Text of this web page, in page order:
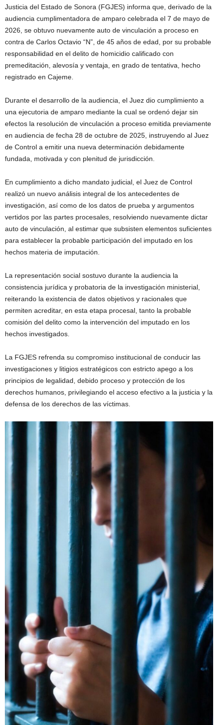
Justicia del Estado de Sonora (FGJES) informa que, derivado de la
audiencia cumplimentadora de amparo celebrada el 7 de mayo de
2026, se obtuvo nuevamente auto de vinculación a proceso en
contra de Carlos Octavio “N”, de 45 años de edad, por su probable
responsabilidad en el delito de homicidio calificado con
premeditación, alevosía y ventaja, en grado de tentativa, hecho
registrado en Cajeme.
Durante el desarrollo de la audiencia, el Juez dio cumplimiento a
una ejecutoria de amparo mediante la cual se ordenó dejar sin
efectos la resolución de vinculación a proceso emitida previamente
en audiencia de fecha 28 de octubre de 2025, instruyendo al Juez
de Control a emitir una nueva determinación debidamente
fundada, motivada y con plenitud de jurisdicción.
En cumplimiento a dicho mandato judicial, el Juez de Control
realizó un nuevo análisis integral de los antecedentes de
investigación, así como de los datos de prueba y argumentos
vertidos por las partes procesales, resolviendo nuevamente dictar
auto de vinculación, al estimar que subsisten elementos suficientes
para establecer la probable participación del imputado en los
hechos materia de imputación.
La representación social sostuvo durante la audiencia la
consistencia jurídica y probatoria de la investigación ministerial,
reiterando la existencia de datos objetivos y racionales que
permiten acreditar, en esta etapa procesal, tanto la probable
comisión del delito como la intervención del imputado en los
hechos investigados.
La FGJES refrenda su compromiso institucional de conducir las
investigaciones y litigios estratégicos con estricto apego a los
principios de legalidad, debido proceso y protección de los
derechos humanos, privilegiando el acceso efectivo a la justicia y la
defensa de los derechos de las víctimas.